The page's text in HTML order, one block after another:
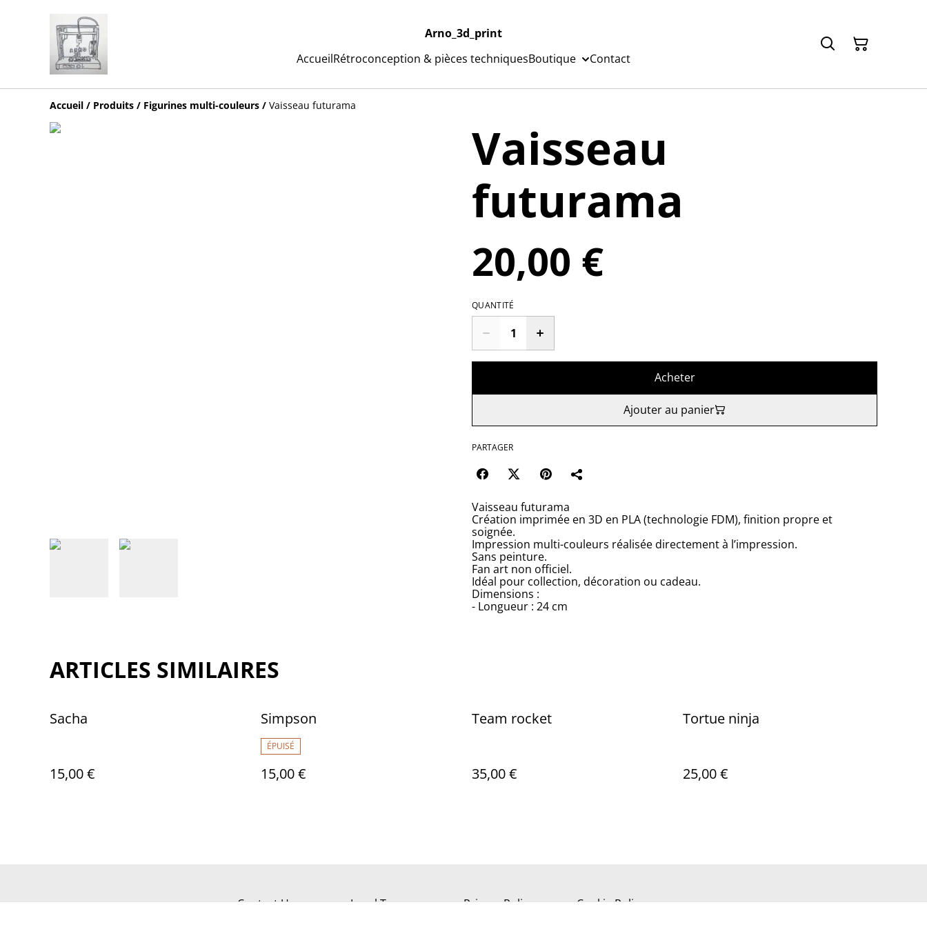
Arno_3d_print
AccueilRétroconception & pièces techniquesBoutique Contact
Accueil / Produits / Figurines multi-couleurs / Vaisseau futurama
Vaisseau
futurama
20,00 €
QUANTITÉ
Acheter
Ajouter au panier
PARTAGER
Vaisseau futurama
Création imprimée en 3D en PLA (technologie FDM), finition propre et
soignée.
Impression multi-couleurs réalisée directement à l’impression.
Sans peinture.
Fan art non officiel.
Idéal pour collection, décoration ou cadeau.
Dimensions :
- Longueur : 24 cm
ARTICLES SIMILAIRES
Sacha
15,00 €
Simpson
ÉPUISÉ
15,00 €
Team rocket
35,00 €
Tortue ninja
25,00 €
Contact Us Legal Terms Privacy Policy Cookie Policy